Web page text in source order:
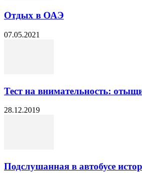
Отдых в ОАЭ
07.05.2021
Тест на внимательность:
28.12.2019
Подслушанная в автобусе